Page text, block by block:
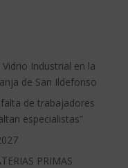
Industrial en la
de San Ildefonso
de trabajadores
especialistas”
PRIMAS